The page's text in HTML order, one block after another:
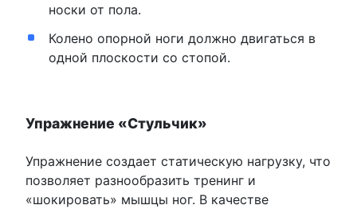
носки от пола.
Колено опорной ноги должно двигаться в
одной плоскости со стопой.
Упражнение «Стульчик»
Упражнение создает статическую нагрузку, что
позволяет разнообразить тренинг и
«шокировать» мышцы ног. В качестве